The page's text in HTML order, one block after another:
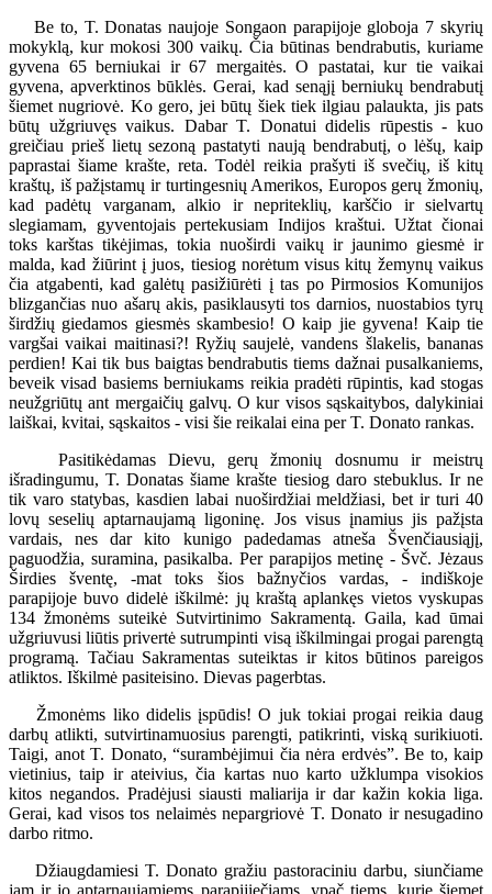
Be to, T. Donatas naujoje Songaon parapijoje globoja 7 skyrių
mokyklą, kur mokosi 300 vaikų. Čia būtinas bendrabutis, kuriame
gyvena 65 berniukai ir 67 mergaitės. O pastatai, kur tie vaikai
gyvena, apverktinos būklės. Gerai, kad senąjį berniukų bendrabutį
šiemet nugriovė. Ko gero, jei būtų šiek tiek ilgiau palaukta, jis pats
būtų užgriuvęs vaikus. Dabar T. Donatui didelis rūpestis - kuo
greičiau prieš lietų sezoną pastatyti naują bendrabutį, o lėšų, kaip
paprastai šiame krašte, reta. Todėl reikia prašyti iš svečių, iš kitų
kraštų, iš pažįstamų ir turtingesnių Amerikos, Europos gerų žmonių,
kad padėtų varganam, alkio ir nepriteklių, karščio ir sielvartų
slegiamam, gyventojais pertekusiam Indijos kraštui. Užtat čionai
toks karštas tikėjimas, tokia nuoširdi vaikų ir jaunimo giesmė ir
malda, kad žiūrint į juos, tiesiog norėtum visus kitų žemynų vaikus
čia atgabenti, kad galėtų pasižiūrėti į tas po Pirmosios Komunijos
blizgančias nuo ašarų akis, pasiklausyti tos darnios, nuostabios tyrų
širdžių giedamos giesmės skambesio! O kaip jie gyvena! Kaip tie
vargšai vaikai maitinasi?! Ryžių saujelė, vandens šlakelis, bananas
perdien! Kai tik bus baigtas bendrabutis tiems dažnai pusalkaniems,
beveik visad basiems berniukams reikia pradėti rūpintis, kad stogas
neužgriūtų ant mergaičių galvų. O kur visos sąskaitybos, dalykiniai
laiškai, kvitai, sąskaitos - visi šie reikalai eina per T. Donato rankas.
Pasitikėdamas Dievu, gerų žmonių dosnumu ir meistrų
išradingumu, T. Donatas šiame krašte tiesiog daro stebuklus. Ir ne
tik varo statybas, kasdien labai nuoširdžiai meldžiasi, bet ir turi 40
lovų seselių aptarnaujamą ligoninę. Jos visus įnamius jis pažįsta
vardais, nes dar kito kunigo padedamas atneša Švenčiausiąjį,
paguodžia, suramina, pasikalba. Per parapijos metinę - Švč. Jėzaus
Širdies šventę, -mat toks šios bažnyčios vardas, - indiškoje
parapijoje buvo didelė iškilmė: jų kraštą aplankęs vietos vyskupas
134 žmonėms suteikė Sutvirtinimo Sakramentą. Gaila, kad ūmai
užgriuvusi liūtis privertė sutrumpinti visą iškilmingai progai parengtą
programą. Tačiau Sakramentas suteiktas ir kitos būtinos pareigos
atliktos. Iškilmė pasiteisino. Dievas pagerbtas.
Žmonėms liko didelis įspūdis! O juk tokiai progai reikia daug
darbų atlikti, sutvirtinamuosius parengti, patikrinti, viską surikiuoti.
Taigi, anot T. Donato, “surambėjimui čia nėra erdvės”. Be to, kaip
vietinius, taip ir ateivius, čia kartas nuo karto užklumpa visokios
kitos negandos. Pradėjusi siausti maliarija ir dar kažin kokia liga.
Gerai, kad visos tos nelaimės nepargriovė T. Donato ir nesugadino
darbo ritmo.
Džiaugdamiesi T. Donato gražiu pastoraciniu darbu, siunčiame
jam ir jo aptarnaujamiems parapijiečiams, ypač tiems, kurie šiemet